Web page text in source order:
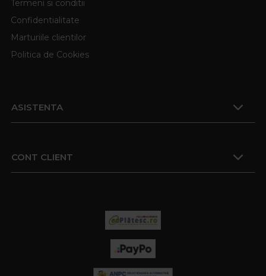
Termeni si conditii
Confidentialitate
Marturiile clientilor
Politica de Cookies
ASISTENTA
CONT CLIENT